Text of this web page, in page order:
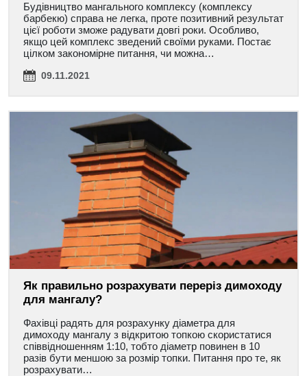
Будівництво мангального комплексу (комплексу
барбекю) справа не легка, проте позитивний результат
цієї роботи зможе радувати довгі роки. Особливо,
якщо цей комплекс зведений своїми руками. Постає
цілком закономірне питання, чи можна…
09.11.2021
Як правильно розрахувати переріз димоходу
для мангалу?
Фахівці радять для розрахунку діаметра для
димоходу мангалу з відкритою топкою скористатися
співвідношенням 1:10, тобто діаметр повинен в 10
разів бути меншою за розмір топки. Питання про те, як
розрахувати…